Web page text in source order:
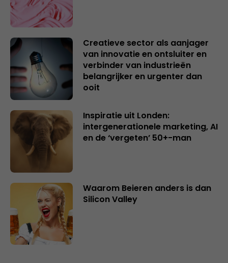
Creatieve sector als aanjager
van innovatie en ontsluiter en
verbinder van industrieën
belangrijker en urgenter dan
ooit
Inspiratie uit Londen:
intergenerationele marketing, AI
en de ‘vergeten’ 50+-man
Waarom Beieren anders is dan
Silicon Valley